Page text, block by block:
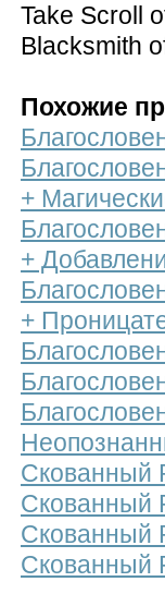
Take Scroll
Blacksmith
Похожие
+
+
+
Скованный
Скованный
Скованный
Скованный